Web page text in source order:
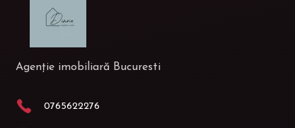
Agenție imobiliară Bucuresti
0765622276